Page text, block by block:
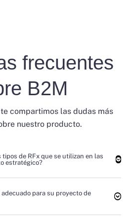
frecuentes
B2M
compartimos las dudas más
nuestro producto.
de RFx que se utilizan en las
estratégico?
para su proyecto de